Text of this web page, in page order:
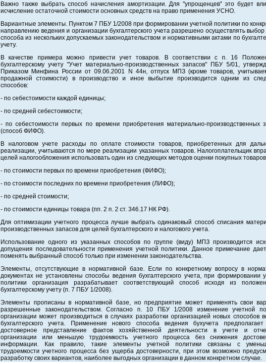
Важно также выбрать способ начисления амортизации. Для "упрощенцев" это будет
исчисление остаточной стоимости основных средств на право применения УСНО.
Вариантные элементы. Пунктом 7 ПБУ 1/2008 при формировании учетной политики по
направлению ведения и организации бухгалтерского учета разрешено осуществлять выбор
способа из нескольких допускаемых законодательством и нормативными актами по
учету.
В качестве примера можно привести учет товаров. В соответствии с п. 16
бухгалтерскому учету "Учет материально-производственных запасов" ПБУ 5/01,
Приказом Минфина России от 09.06.2001 N 44н, отпуск МПЗ (кроме товаров,
продажной стоимости) в производство и иное выбытие производится одним из
способов:
- по себестоимости каждой единицы;
- по средней себестоимости;
- по себестоимости первых по времени приобретения материально-производственных
(способ ФИФО).
В налоговом учете расходы по оплате стоимости товаров, приобретенных для
реализации, учитываются по мере реализации указанных товаров. Налогоплательщик
целей налогообложения использовать один из следующих методов оценки покупных
- по стоимости первых по времени приобретения (ФИФО);
- по стоимости последних по времени приобретения (ЛИФО);
- по средней стоимости;
- по стоимости единицы товара (пп. 2 п. 2 ст. 346.17 НК РФ).
Для оптимизации учетного процесса лучше выбрать одинаковый способ списания
производственных запасов для целей бухгалтерского и налогового учета.
Использование одного из указанных способов по группе (виду) МПЗ производится
допущения последовательности применения учетной политики. Данное примечание
поменять выбранный способ только при изменении законодательства.
Элементы, отсутствующие в нормативной базе. Если по конкретному вопросу в
документах не установлены способы ведения бухгалтерского учета, при формировании
политики организация разрабатывает соответствующий способ исходя из
бухгалтерскому учету (п. 7 ПБУ 1/2008).
Элементы прописаны в нормативной базе, но предприятие может применять свои
разрешенные законодательством. Согласно п. 10 ПБУ 1/2008 изменение учетной
организации может производиться в случаях разработки организацией новых способов
бухгалтерского учета. Применение нового способа ведения бухучета
достоверное представление фактов хозяйственной деятельности в учете и
организации или меньшую трудоемкость учетного процесса без снижения
информации. Как правило, такие элементы учетной политики связаны с
трудоемкости учетного процесса без ущерба достоверности, при этом возможно
разработку своих вариантов, наиболее выгодных организации в данном конкретном случае.